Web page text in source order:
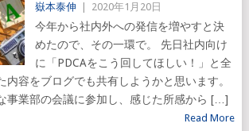
嶽本泰伸 2020年1月20日
今年から社内外への発信を増やすと決
めたので、その一環で。 先日社内向け
に「PDCAをこう回してほしい！」と全
内容をブログでも共有しようかと思います。
事業部の会議に参加し、感じた所感から […]
Read More